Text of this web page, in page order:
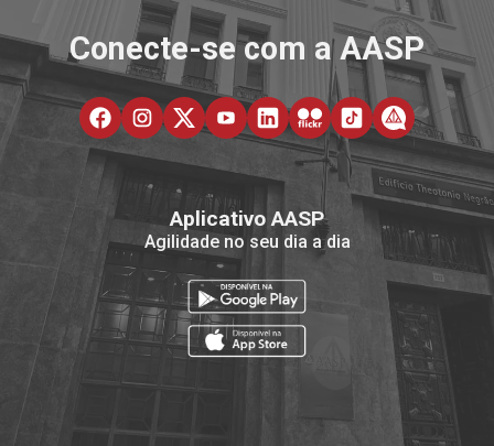
Conecte-se com a AASP
Aplicativo AASP
Agilidade no seu dia a dia